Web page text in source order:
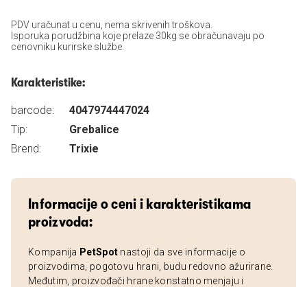
PDV uračunat u cenu, nema skrivenih troškova.
Isporuka porudžbina koje prelaze 30kg se obračunavaju po
cenovniku kurirske službe.
Karakteristike:
barcode:
4047974447024
Tip:
Grebalice
Brend:
Trixie
Informacije o ceni i karakteristikama
proizvoda:
Kompanija PetSpot nastoji da sve informacije o
proizvodima, pogotovu hrani, budu redovno ažurirane.
Međutim, proizvođači hrane konstatno menjaju i